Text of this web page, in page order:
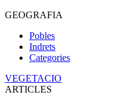
GEOGRAFIA
Pobles
Indrets
Categories
VEGETACIO
ARTICLES